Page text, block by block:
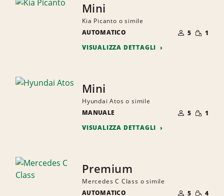
Mini
Kia Picanto o simile
AUTOMATICO
DI
PERSONE
5 RIDOTTA
1
VISUALIZZA DETTAGLI
Mini
Hyundai Atos o simile
MANUALE
DI
PERSONE
5 RIDOTTA
1
VISUALIZZA DETTAGLI
Premium
Mercedes C Class o simile
AUTOMATICO
DI 5
4